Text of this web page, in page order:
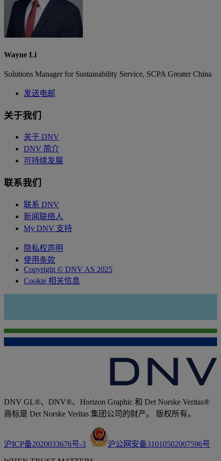
Wayne Li
Solutions Manager for Sustainability Service, SCPA Greater China
发送电邮
关于我们
关于 DNV
DNV 简介
可持续发展
联系我们
联系 DNV
新闻联络人
My DNV 支持
隐私权声明
使用条款
Copyright © DNV AS 2025
Cookie 相关信息
DNV GL®、DNV®、Horizon Graphic 和 Det Norske Veritas®
商标是 Det Norske Veritas 集团公司的财产。 版权所有。
沪ICP备2020033676号-3 沪公网安备31010502007596号